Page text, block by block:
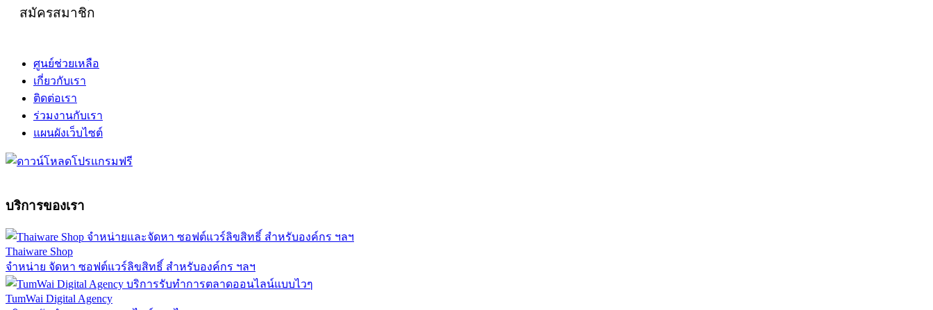
สมัครสมาชิก
ศูนย์ช่วยเหลือ
เกี่ยวกับเรา
ติดต่อเรา
ร่วมงานกับเรา
แผนผังเว็บไซต์
บริการของเรา
Thaiware Shop
จำหน่าย จัดหา ซอฟต์แวร์ลิขสิทธิ์ สำหรับองค์กร ฯลฯ
TumWai Digital Agency